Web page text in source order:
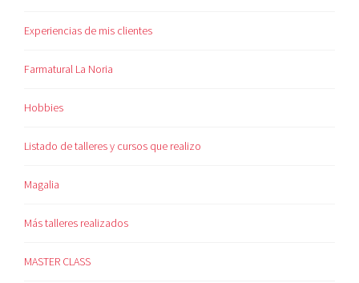
Experiencias de mis clientes
Farmatural La Noria
Hobbies
Listado de talleres y cursos que realizo
Magalia
Más talleres realizados
MASTER CLASS